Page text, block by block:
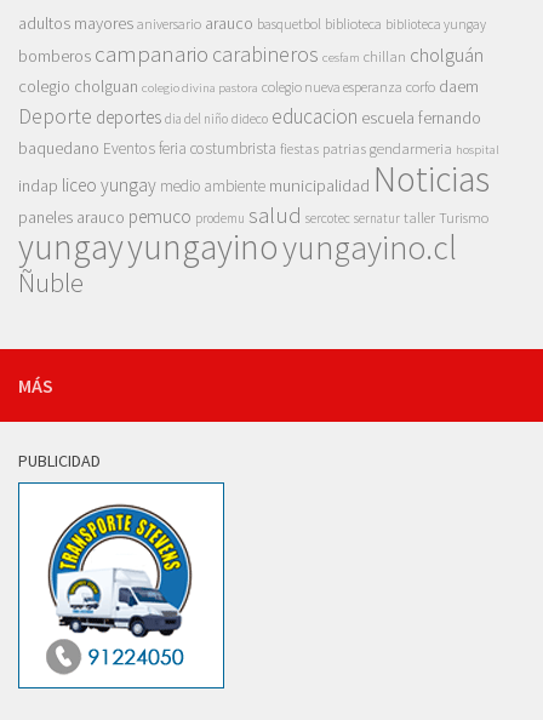
adultos mayores aniversario arauco basquetbol biblioteca biblioteca yungay
bomberos campanario carabineros cesfam chillan cholguán
colegio cholguan colegio divina pastora colegio nueva esperanza corfo daem
Deporte deportes dia del niño dideco educacion escuela fernando
baquedano Eventosferia costumbrista fiestas patrias gendarmeria hospital
indap liceo yungay medio ambiente municipalidad Noticias
paneles arauco pemuco prodemu salud sercotec sernatur taller Turismo
yungayyungayinoyungayino.cl
Ñuble
MÁS
PUBLICIDAD